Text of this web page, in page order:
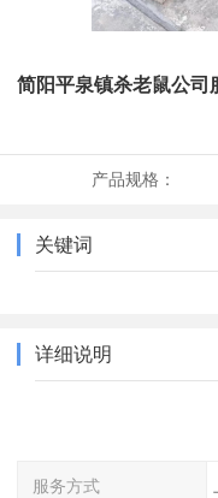
简阳平泉镇杀老鼠公司
产品规格：
关键词
详细说明
服务方式